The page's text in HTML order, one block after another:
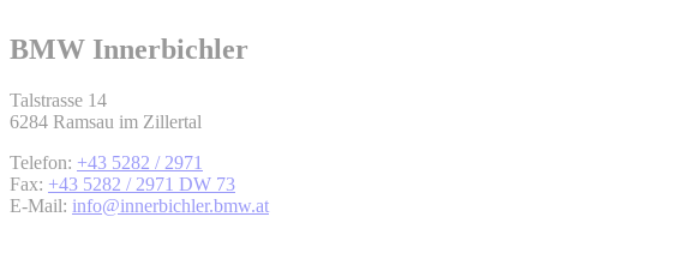
BMW Innerbichler
Talstrasse 14
6284 Ramsau im Zillertal
Telefon: +43 5282 / 2971
Fax: +43 5282 / 2971 DW 73
E-Mail: info@innerbichler.bmw.at